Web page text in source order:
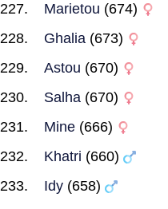
Marietou (674)
Ghalia (673)
Astou (670)
Salha (670)
Mine (666)
Khatri (660)
Idy (658)